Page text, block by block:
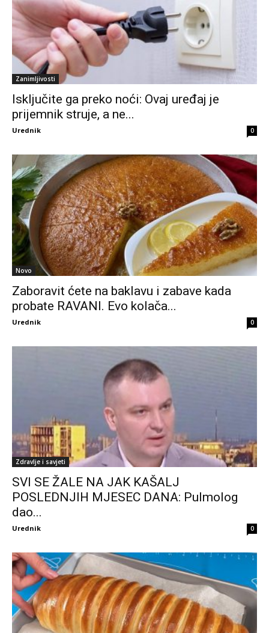
Zanimljivosti
Isključite ga preko noći: Ovaj uređaj je
prijemnik struje, a ne...
Urednik 0
Novo
Zaboravit ćete na baklavu i zabave kada
probate RAVANI. Evo kolača...
Urednik 0
Zdravlje i savjeti
SVI SE ŽALE NA JAK KAŠALJ
POSLEDNJIH MJESEC DANA: Pulmolog
dao...
Urednik 0